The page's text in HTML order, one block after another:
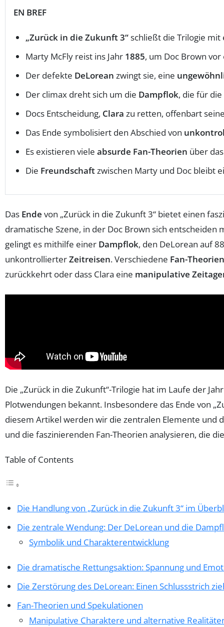
EN BREF
„Zurück in die Zukunft 3“schließt die Trilogie
Marty McFly reist ins Jahr 1885, um Doc Brown
Der defekte DeLorean zwingt sie, eine
Der climax dreht sich um die Dampflok, die für
Docs Entscheidung, Clara zu retten, offenbart
Das Ende symbolisiert den Abschied von
Es existieren viele absurde Fan-Theorien über
Die Freundschaftzwischen Marty und Doc bleibt
Das Ende von „Zurück in die Zukunft 3“ bietet einen
dramatische Szene, in der Doc Brown sich
gelingt es mithilfe einer Dampflok, den DeLorean auf
unkontrollierterZeitreisen. Verschiedene Fan-Theorien
zurückkehrt oder dass Clara eine manipulative
Die „Zurück in die Zukunft“-Trilogie hat im Laufe der
Plotwendungen bekannt. Insbesondere das Ende von
diesem Artikel werden wir die zentralen Elemente und
und die faszinierenden Fan-Theorien analysieren, die
Table of Contents
Die Handlung von „Zurück in die Zukunft 3“ im
Die zentrale Wendung: Der DeLorean und die
Symbolik und Charakterentwicklung
Die dramatische Rettungsaktion: Spannung und
Die Zerstörung des DeLorean: Einen Schlussstrich
Fan-Theorien und Spekulationen
Manipulative Charaktere und alternative